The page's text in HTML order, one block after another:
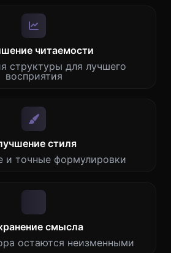
читаемости
структуры для лучшего
восприятия
стиля
и точные формулировки
смысла
остаются неизменными